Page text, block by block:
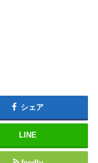
シェア
LINE